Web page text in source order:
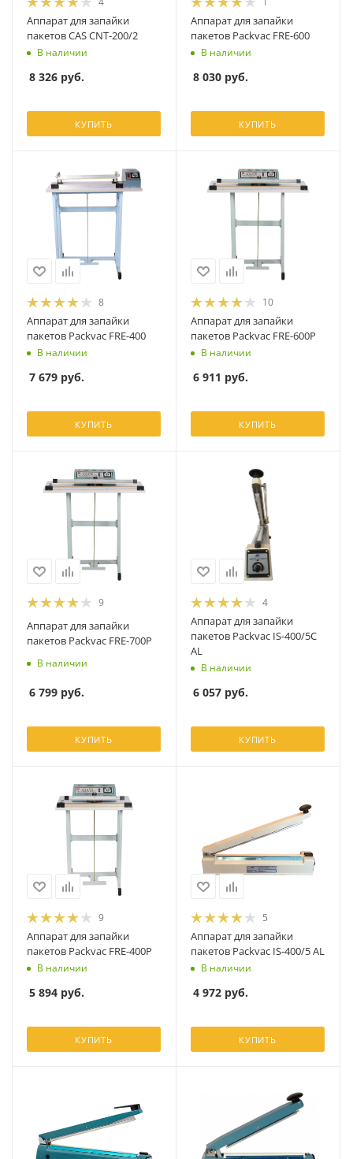
Аппарат для запайки
пакетов CAS CNT-200/2
В наличии
8 326 руб.
КУПИТЬ
Аппарат для запайки
пакетов Packvac FRE-600
В наличии
8 030 руб.
КУПИТЬ
8
Аппарат для запайки
пакетов Packvac FRE-400
В наличии
7 679 руб.
КУПИТЬ
10
Аппарат для запайки
пакетов Packvac FRE-600P
В наличии
6 911 руб.
КУПИТЬ
9
Аппарат для запайки
пакетов Packvac FRE-700P
В наличии
6 799 руб.
КУПИТЬ
4
Аппарат для запайки
пакетов Packvac IS-400/5C
AL
В наличии
6 057 руб.
КУПИТЬ
9
Аппарат для запайки
пакетов Packvac FRE-400P
В наличии
5 894 руб.
КУПИТЬ
5
Аппарат для запайки
пакетов Packvac IS-400/5 AL
В наличии
4 972 руб.
КУПИТЬ